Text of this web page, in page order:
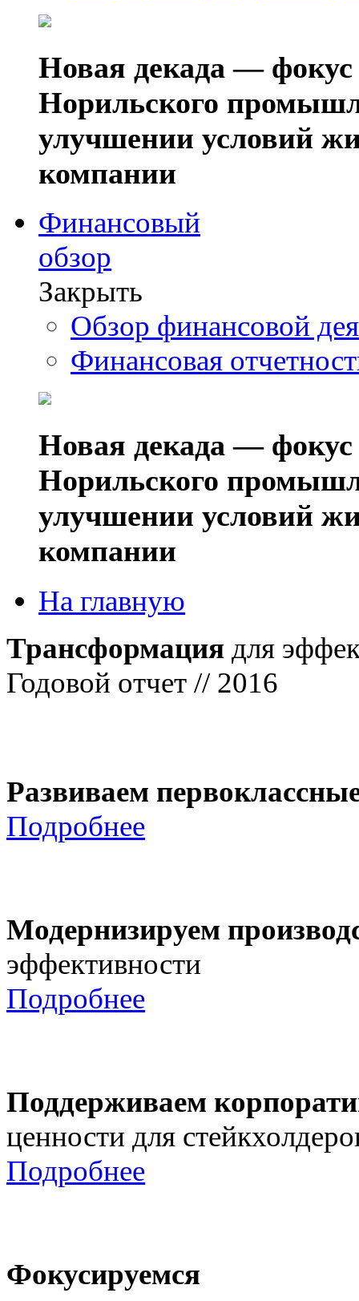
Новая декада — фокус
Норильского
улучшении условий
компании
Финансовый
обзор
Закрыть
Обзор финансовой
Финансовая
Новая декада — фокус
Норильского
улучшении условий
компании
На главную
Трансформация для
Годовой отчет // 2016
Развиваем
Подробнее
Модернизируем
эффективности
Подробнее
Поддерживаем
ценности для
Подробнее
Фокусируемся